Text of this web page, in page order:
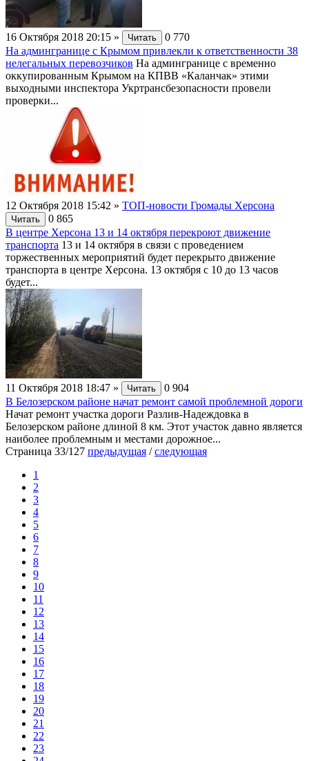
16 Октября 2018 20:15 » Читать 0 770
На админгранице с Крымом привлекли к ответственности 38
нелегальных перевозчиков На админгранице с временно
оккупированным Крымом на КПВВ «Каланчак» этими
выходными инспектора Укртрансбезопасности провели
проверки...
12 Октября 2018 15:42 » ТОП-новости Громады Херсона
Читать 0 865
В центре Херсона 13 и 14 октября перекроют движение
транспорта 13 и 14 октября в связи с проведением
торжественных мероприятий будет перекрыто движение
транспорта в центре Херсона. 13 октября с 10 до 13 часов
будет...
11 Октября 2018 18:47 » Читать 0 904
В Белозерском районе начат ремонт самой проблемной дороги
Начат ремонт участка дороги Разлив-Надеждовка в
Белозерском районе длиной 8 км. Этот участок давно является
наиболее проблемным и местами дорожное...
Страница 33/127 предыдущая /следующая
1
2
3
4
5
6
7
8
9
10
11
12
13
14
15
16
17
18
19
20
21
22
23